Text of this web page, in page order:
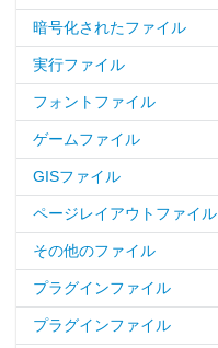
暗号化されたファイル
実行ファイル
フォントファイル
ゲームファイル
GISファイル
ページレイアウトファイル
その他のファイル
プラグインファイル
プラグインファイル